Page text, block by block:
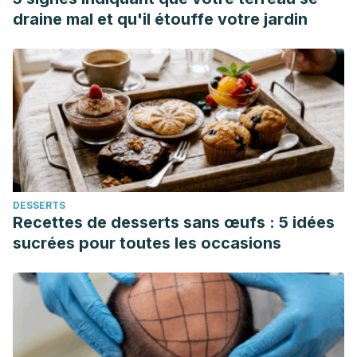
Dermatología y Cirugía Dermatológica. Colombia; 2019.
https://asocolderma.org.co/enfermedades-de-la-
piel/alopecia-por-traccion
draine mal et qu'il étouffe votre jardin
DESSERTS
Recettes de desserts sans œufs : 5 idées
sucrées pour toutes les occasions